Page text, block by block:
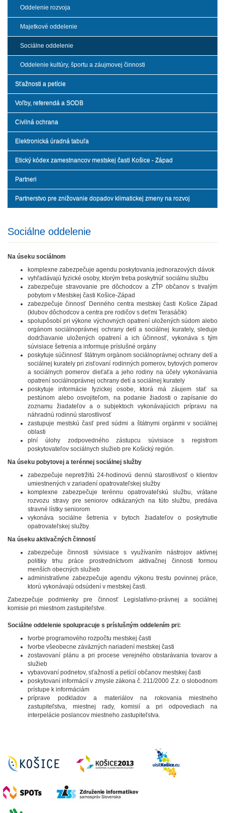
Oddelenie rozvoja
Majetkové oddelenie
Sociálne oddelenie
Oddelenie kultúry, športu a záujmovej činnosti
Sťažnosti a petície
Voľby, referendá a SODB
Civilná ochrana
Elektronická úradná tabuľa
Etický kódex zamestnancov mestskej časti Košice - Západ
Partneri
Partnerstvo pre znižovanie dopadov klimatickej zmeny na rozvoj
Sociálne oddelenie
Na úseku sociálnom
komplexne zabezpečuje agendu poskytovania jednorazových dávok
vyhľadávajú fyzické osoby, ktorým treba poskytnúť sociálnu službu
zabezpečuje stravovanie pre dôchodcov a ZŤP občanov s trvalým
pobytom v Mestskej časti Košice-Západ
zabezpečuje činnosť Denného centra mestskej časti Košice Západ
(klubov dôchodcov a centra pre rodičov s deťmi Terasáčik)
spolupôsobí pri výkone výchovných opatrení uložených súdom alebo
orgánom sociálnoprávnej ochrany detí a sociálnej kurately, sleduje
dodržiavanie uložených opatrení a ich účinnosť, vykonáva s tým
súvisiace šetrenia a informuje príslušné orgány
poskytuje súčinnosť štátnym orgánom sociálnoprávnej ochrany detí a
sociálnej kurately pri zisťovaní rodinných pomerov, bytových pomerov
a sociálnych pomerov dieťaťa a jeho rodiny na účely vykonávania
opatrení sociálnoprávnej ochrany detí a sociálnej kurately
poskytuje informácie fyzickej osobe, ktorá má záujem stať sa
pestúnom alebo osvojiteľom, na podanie žiadosti o zapísanie do
zoznamu žiadateľov a o subjektoch vykonávajúcich prípravu na
náhradnú rodinnú starostlivosť
zastupuje mestskú časť pred súdmi a štátnymi orgánmi v sociálnej
oblasti
plní úlohy zodpovedného zástupcu súvisiace s registrom
poskytovateľov sociálnych služieb pre Košický región.
Na úseku pobytovej a terénnej sociálnej služby
zabezpečuje nepretržitú 24-hodinovú dennú starostlivosť o klientov
umiestnených v zariadení opatrovateľskej služby
komplexne zabezpečuje terénnu opatrovateľskú službu, vrátane
rozvozu stravy pre seniorov odkázaných na túto službu, predáva
stravné lístky seniorom
vykonáva sociálne šetrenia v bytoch žiadateľov o poskytnutie
opatrovateľskej služby.
Na úseku aktivačných činností
zabezpečuje činnosti súvisiace s využívaním nástrojov aktívnej
politiky trhu práce prostredníctvom aktivačnej činnosti formou
menších obecných služieb
administratívne zabezpečuje agendu výkonu trestu povinnej práce,
ktorú vykonávajú odsúdení v mestskej časti.
Zabezpečuje podmienky pre činnosť Legislatívno-právnej a sociálnej
komisie pri miestnom zastupiteľstve.
Sociálne oddelenie spolupracuje s príslušným oddelením pri:
tvorbe programového rozpočtu mestskej časti
tvorbe všeobecne záväzných nariadení mestskej časti
zostavovaní plánu a pri procese verejného obstarávania tovarov a
služieb
vybavovaní podnetov, sťažností a petícií občanov mestskej časti
poskytovaní informácií v zmysle zákona č. 211/2000 Z.z. o slobodnom
prístupe k informáciám
príprave podkladov a materiálov na rokovania miestneho
zastupiteľstva, miestnej rady, komisií a pri odpovediach na
interpelácie poslancov miestneho zastupiteľstva.